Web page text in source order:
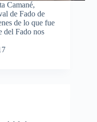
Camané,
de Fado de
de lo que fue
del Fado nos